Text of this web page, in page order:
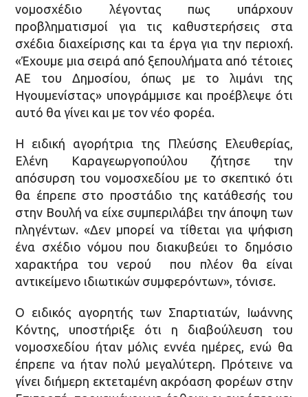
νομοσχέδιο λέγοντας πως υπάρχουν
προβληματισμοί για τις καθυστερήσεις στα
σχέδια διαχείρισης και τα έργα για την περιοχή.
«Έχουμε μια σειρά από ξεπουλήματα από τέτοιες
ΑΕ του Δημοσίου, όπως με το λιμάνι της
Ηγουμενίστας» υπογράμμισε και προέβλεψε ότι
αυτό θα γίνει και με τον νέο φορέα.
Η ειδική αγορήτρια της Πλεύσης Ελευθερίας,
Ελένη Καραγεωργοπούλου ζήτησε την
απόσυρση του νομοσχεδίου με το σκεπτικό ότι
θα έπρεπε στο προστάδιο της κατάθεσής του
στην Βουλή να είχε συμπεριλάβει την άποψη των
πληγέντων. «Δεν μπορεί να τίθεται για ψήφιση
ένα σχέδιο νόμου που διακυβεύει το δημόσιο
χαρακτήρα του νερού που πλέον θα είναι
αντικείμενο ιδιωτικών συμφερόντων», τόνισε.
Ο ειδικός αγορητής των Σπαρτιατών, Ιωάννης
Κόντης, υποστήριξε ότι η διαβούλευση του
νομοσχεδίου ήταν μόλις εννέα ημέρες, ενώ θα
έπρεπε να ήταν πολύ μεγαλύτερη. Πρότεινε να
γίνει διήμερη εκτεταμένη ακρόαση φορέων στην